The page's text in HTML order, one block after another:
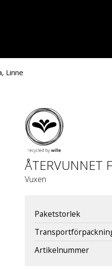
Linne
ÅTERVUNNET
Vuxen
Paketstorlek
Artikelnummer